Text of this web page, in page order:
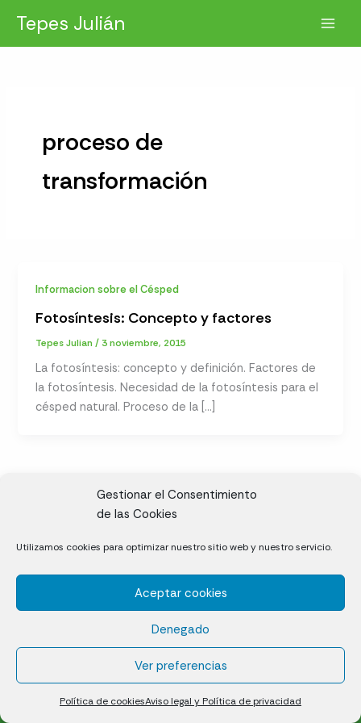
Gestionar el Consentimiento
de las Cookies
Utilizamos cookies para optimizar nuestro sitio web y nuestro servicio.
Aceptar cookies
Denegado
Ver preferencias
Política de cookiesAviso legal y Política de privacidad
contenido
Tepes Julián
proceso de
transformación
Informacion sobre el Césped
Fotosíntesis: Concepto y factores
Tepes Julian/ 3 noviembre, 2015
La fotosíntesis: concepto y definición. Factores de
la fotosíntesis. Necesidad de la fotosíntesis para el
césped natural. Proceso de la […]
Cáceres
Césped natural en tepes
Política de cookies (UE)
Aviso legal y Política de privacidad
¿Quiénes somos?
Contacto